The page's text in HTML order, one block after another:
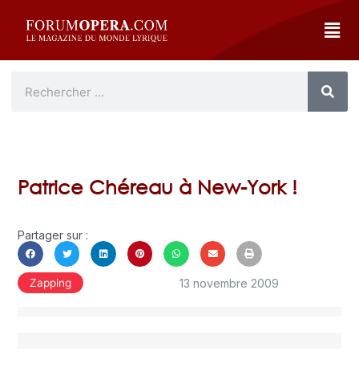
Patrice Chéreau à New-York !
Partager sur :
Zapping 13 novembre 2009